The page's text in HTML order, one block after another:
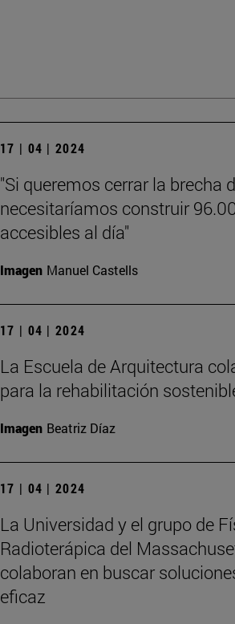
17 | 04 | 2024
"Si queremos cerrar la brecha
necesitaríamos construir
accesibles al día"
Imagen Manuel Castells
17 | 04 | 2024
La Escuela de Arquitectura
para la rehabilitación
Imagen Beatriz Díaz
17 | 04 | 2024
La Universidad y el grupo de
Radioterápica del
colaboran en buscar
eficaz